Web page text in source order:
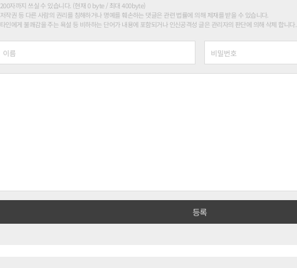
200자까지 쓰실 수 있습니다. (현재 0 byte / 최대 400byte)
저작권 등 다른 사람의 권리를 침해하거나 명예를 훼손하는 댓글은 관련 법률에 의해 제재를 받을 수 있습니다.
타인에게 불쾌감을 주는 욕설 등 비하하는 단어가 내용에 포함되거나 인신공격성 글은 관리자의 판단에 의해 삭제 합니다.